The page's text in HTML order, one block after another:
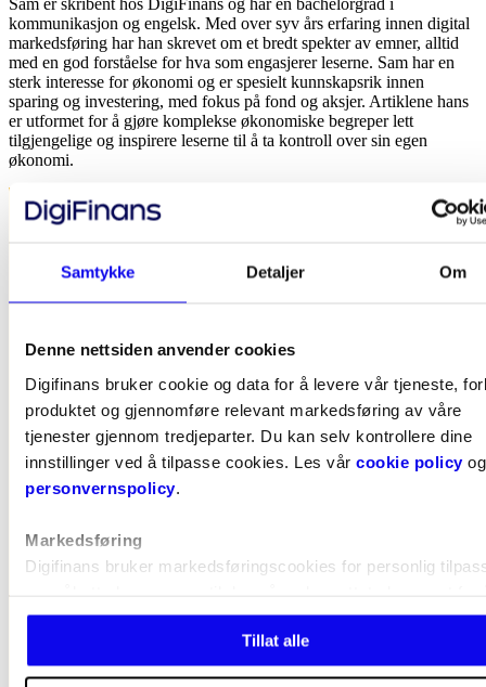
Samtykke Detaljer Om
Denne nettsiden anvender cookies
Digifinans bruker cookie og data for å levere vår tjeneste,
produktet og gjennomføre relevant markedsføring av våre
tjenester gjennom tredjeparter. Du kan selv kontrollere dine
innstillinger ved å tilpasse cookies. Les vår cookie policyog
personvernspolicy.
Markedsføring
Digifinans bruker markedsføringscookies for personlig
optimalisere markedsføringen vår på disse plattformene. Vi
data med Google Ads, Microsoft Advertising, Meta og
Tillat alle
Sam er skribent hos DigiFinans og har en bachelorgrad i
kommunikasjon og engelsk. Med over syv års erfaring innen digital
markedsføring har han skrevet om et bredt spekter av emner, alltid
med en god forståelse for hva som engasjerer leserne. Sam har en
sterk interesse for økonomi og er spesielt kunnskapsrik innen
sparing og investering, med fokus på fond og aksjer. Artiklene hans
er utformet for å gjøre komplekse økonomiske begreper lett
tilgjengelige og inspirere leserne til å ta kontroll over sin egen
økonomi.